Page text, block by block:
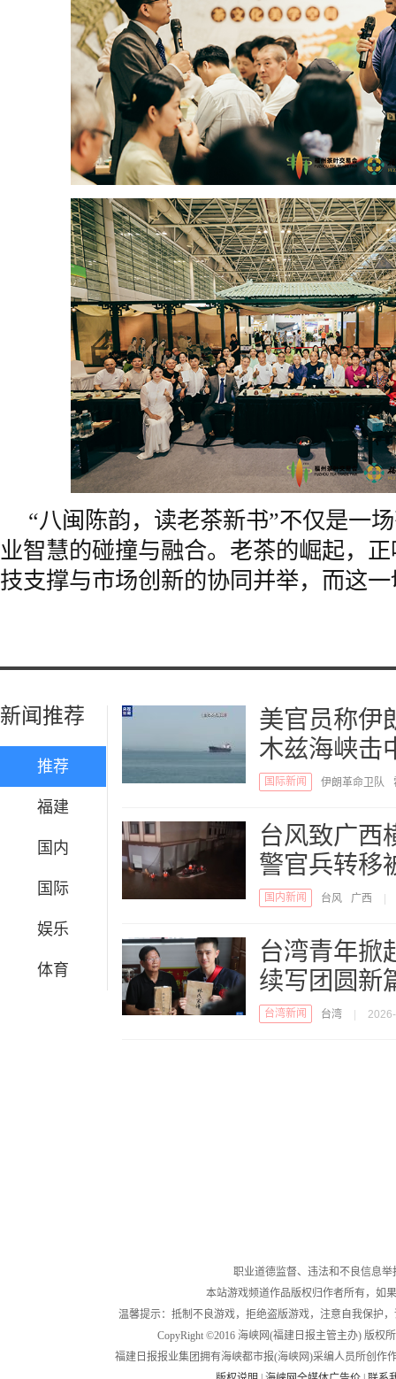
“八闽陈韵，读老茶新书”不仅是一
业智慧的碰撞与融合。老茶的崛起，
技支撑与市场创新的协同并举，而这
新闻推荐
推荐
福建
国内
国际
娱乐
体育
美官员称伊
木兹海峡击
国际新闻 伊朗革命卫队
台风致广西
警官兵转移
国内新闻 台风 广西
台湾青年掀
续写团圆新
台湾新闻 台湾
职业道德监督、违法和不良信息举
本站游戏频道作品版权归作者所有，如
温馨提示：抵制不良游戏，拒绝盗版游戏，注意自我保护
CopyRight ©2016 海峡网(福建日报主管主办) 版权
福建日报报业集团拥有海峡都市报(海峡网)采编人员所创作